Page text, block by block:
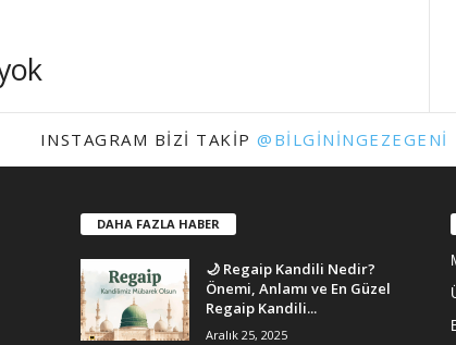
INSTAGRAM BIZI TAKIP @BILGININGEZEGENI
DAHA FAZLA HABER
🌙 Regaip Kandili Nedir?
Önemi, Anlamı ve En Güzel
Regaip Kandili...
Aralık 25, 2025